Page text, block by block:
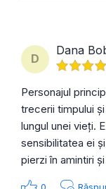
D
Dana
Personajul
trecerii timpului
lungul unei vieți.
sensibilitatea ei
pierzi în amintiri